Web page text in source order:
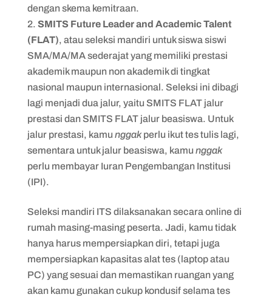
dengan skema kemitraan.
SMITS Future Leader and Academic Talent
(FLAT), atau seleksi mandiri untuk siswa siswi
SMA/MA/MA sederajat yang memiliki prestasi
akademik maupun non akademik di tingkat
nasional maupun internasional. Seleksi ini dibagi
lagi menjadi dua jalur, yaitu SMITS FLAT jalur
prestasi dan SMITS FLAT jalur beasiswa. Untuk
jalur prestasi, kamu nggakperlu ikut tes tulis lagi,
sementara untuk jalur beasiswa, kamu nggak
perlu membayar Iuran Pengembangan Institusi
(IPI).
Seleksi mandiri ITS dilaksanakan secara online di
rumah masing-masing peserta. Jadi, kamu tidak
hanya harus mempersiapkan diri, tetapi juga
mempersiapkan kapasitas alat tes (laptop atau
PC) yang sesuai dan memastikan ruangan yang
akan kamu gunakan cukup kondusif selama tes